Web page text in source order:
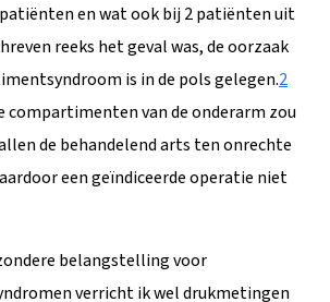
en wat ook bij 2 patiënten uit
reeks het geval was, de oorzaak
is in de pols gelegen.2
compartimenten van de onderarm zou
de behandelend arts ten onrechte
een geïndiceerde operatie niet
belangstelling voor
verricht ik wel drukmetingen